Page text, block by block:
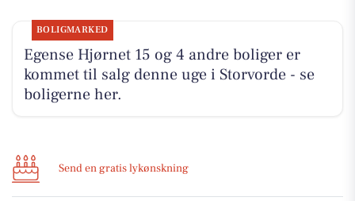
BOLIGMARKED
Egense Hjørnet 15 og 4 andre boliger er
kommet til salg denne uge i Storvorde - se
boligerne her.
Send en gratis lykønskning